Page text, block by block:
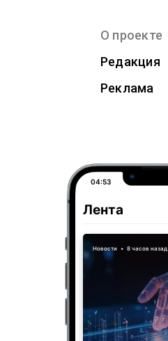
О проекте
Редакция
Реклама
04:53
Лента
Новости • 8 часов назад